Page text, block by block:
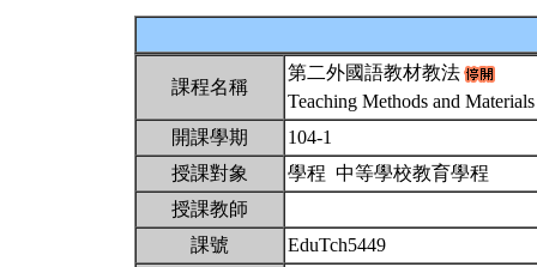
課程名稱
第二外國語教材教法
Teaching Methods and
開課學期
104-1
授課對象
學程 中等學校教育學程
授課教師
課號
EduTch5449